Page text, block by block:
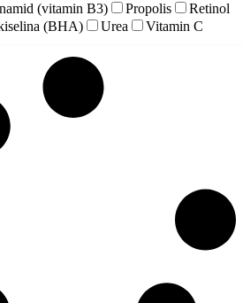
(vitamin B3) Propolis
Retinol
(BHA) Urea Vitamin C